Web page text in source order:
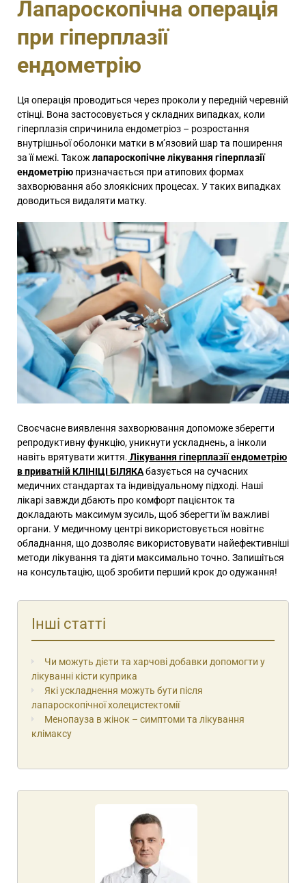
Лапароскопічна операція
при гіперплазії
ендометрію
Ця операція проводиться через проколи у передній черевній
стінці. Вона застосовується у складних випадках, коли
гіперплазія спричинила ендометріоз – розростання
внутрішньої оболонки матки в м’язовий шар та поширення
за її межі. Також лапароскопічне лікування гіперплазії
ендометрію призначається при атипових формах
захворювання або злоякісних процесах. У таких випадках
доводиться видаляти матку.
Своєчасне виявлення захворювання допоможе зберегти
репродуктивну функцію, уникнути ускладнень, а інколи
навіть врятувати життя. Лікування гіперплазії ендометрію
в приватній КЛІНІЦІ БІЛЯКАбазується на сучасних
медичних стандартах та індивідуальному підході. Наші
лікарі завжди дбають про комфорт пацієнток та
докладають максимум зусиль, щоб зберегти їм важливі
органи. У медичному центрі використовується новітнє
обладнання, що дозволяє використовувати найефективніші
методи лікування та діяти максимально точно. Запишіться
на консультацію, щоб зробити перший крок до одужання!
Інші статті
Чи можуть дієти та харчові добавки допомогти у
лікуванні кісти куприка
Які ускладнення можуть бути після
лапароскопічної холецистектомії
Менопауза в жінок – симптоми та лікування
клімаксу